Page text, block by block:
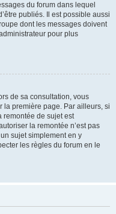
du forum dans lequel
publiés. Il est possible aussi
dont les messages doivent
pour plus
de sa consultation, vous
la première page. Par ailleurs, si
remontée de sujet est
la remontée n’est pas
sujet simplement en y
les règles du forum en le